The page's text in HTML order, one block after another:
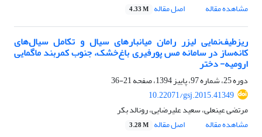
مشاهده مقاله
اصل مقاله 4.33 M
ریزطیف‌نمایی لیزر رامان میانبارهای سیال و تکامل سیال‌های
کانه‌ساز در سامانه مس پورفیری باغ‌خشک، جنوب کمربند ماگمایی
ارومیه- دختر
دوره 25، شماره 97، پاییز 1394، صفحه
21-36
10.22071/gsj.2015.41349
مرتضی عین‎علی، سعید علیرضایی، رونالد بکر
مشاهده مقاله
اصل مقاله 3.28 M